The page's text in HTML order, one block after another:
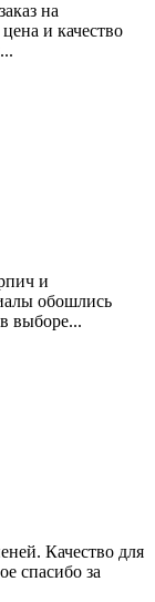
на
и качество
и
обошлись
выборе...
Качество для
спасибо за